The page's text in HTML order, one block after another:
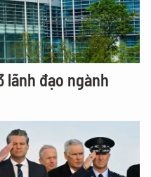
lãnh đạo ngành